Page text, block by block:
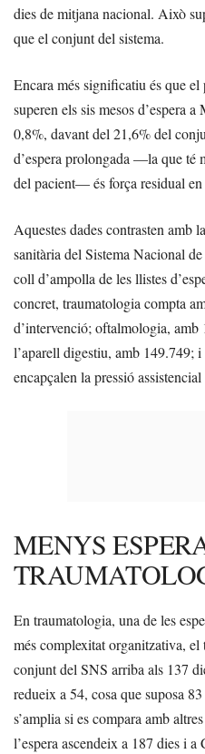
dies de mitjana nacional. Això
que el conjunt del sistema.
Encara més significatiu és que el
superen els sis mesos d’espera
0,8%, davant del 21,6% del
d’espera prolongada —la que té
del pacient— és força residual en
Aquestes dades contrasten amb
sanitària del Sistema Nacional
coll d’ampolla de les llistes
concret, traumatologia compta
d’intervenció; oftalmologia,
l’aparell digestiu, amb 149.749;
encapçalen la pressió
MENYS
En traumatologia, una de les
més complexitat organitzativa, el
conjunt del SNS arriba als 137
redueix a 54, cosa que suposa
s’amplia si es compara amb
l’espera ascendeix a 187 dies i a